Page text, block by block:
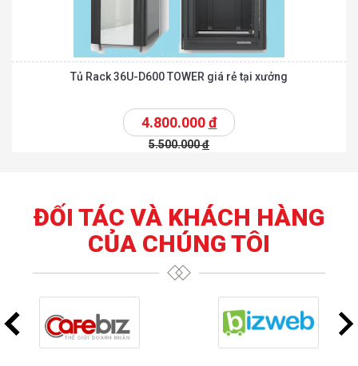
Tủ Rack 36U-D600 TOWER giá rẻ tại xưởng
4.800.000đ
5.500.000đ
ĐỐI TÁC VÀ KHÁCH HÀNG
CỦA CHÚNG TÔI